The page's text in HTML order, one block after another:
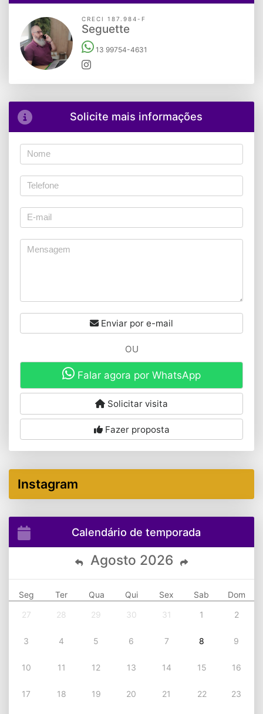
CRECI 187.984-F
Seguette
13 99754-4631
Solicite mais informações
Enviar por e-mail
OU
Falar agora por WhatsApp
Solicitar visita
Fazer proposta
Instagram
Calendário de temporada
Agosto 2026
Seg Ter Qua Qui Sex Sab
Dom
27
28 29 30 31 1 2
3 4 5 6 7 8 9
10 11 12 13 14 15 16
17 18 19 20 21 22 23